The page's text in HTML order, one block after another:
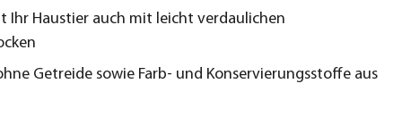
Ihr Haustier auch mit leicht verdaulichen
Getreide sowie Farb- und Konservierungsstoffe aus